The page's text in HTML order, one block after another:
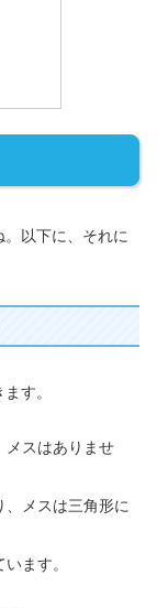
以下に、それに
す。
メスはありませ
メスは三角形に
ます。